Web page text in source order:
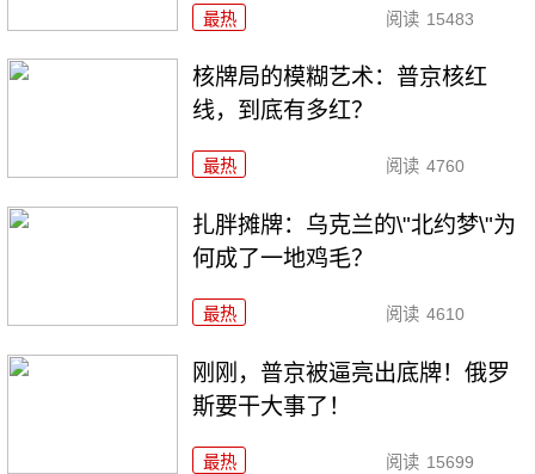
最热 阅读 15483
核牌局的模糊艺术：普京核红
线，到底有多红？
最热 阅读 4760
扎胖摊牌：乌克兰的\"北约梦\"为
何成了一地鸡毛？
最热 阅读 4610
刚刚，普京被逼亮出底牌！俄罗
斯要干大事了！
最热 阅读 15699